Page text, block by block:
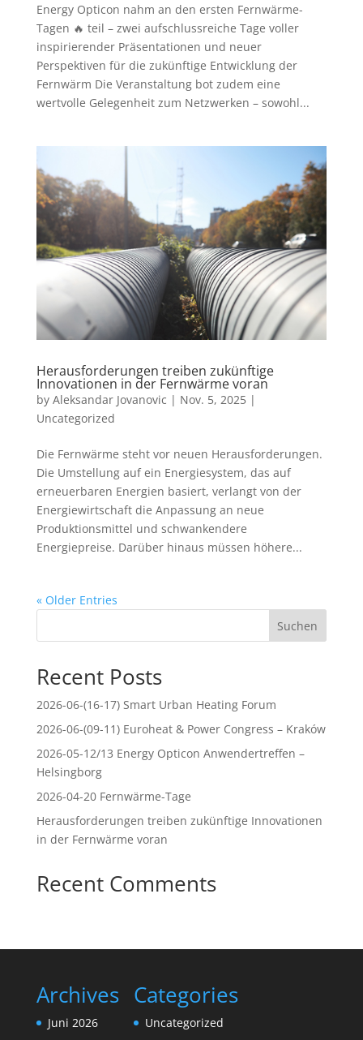
Energy Opticon nahm an den ersten Fernwärme-
Tagen 🔥 teil – zwei aufschlussreiche Tage voller
inspirierender Präsentationen und neuer
Perspektiven für die zukünftige Entwicklung der
Fernwärm Die Veranstaltung bot zudem eine
wertvolle Gelegenheit zum Netzwerken – sowohl...
Herausforderungen treiben zukünftige
Innovationen in der Fernwärme voran
by Aleksandar Jovanovic | Nov. 5, 2025|
Uncategorized
Die Fernwärme steht vor neuen Herausforderungen.
Die Umstellung auf ein Energiesystem, das auf
erneuerbaren Energien basiert, verlangt von der
Energiewirtschaft die Anpassung an neue
Produktionsmittel und schwankendere
Energiepreise. Darüber hinaus müssen höhere...
« Older Entries
Suchen
Recent Posts
2026-06-(16-17) Smart Urban Heating Forum
2026-06-(09-11) Euroheat & Power Congress – Kraków
2026-05-12/13 Energy Opticon Anwendertreffen –
Helsingborg
2026-04-20 Fernwärme-Tage
Herausforderungen treiben zukünftige Innovationen
in der Fernwärme voran
Recent Comments
Archives
Juni 2026
Categories
Uncategorized